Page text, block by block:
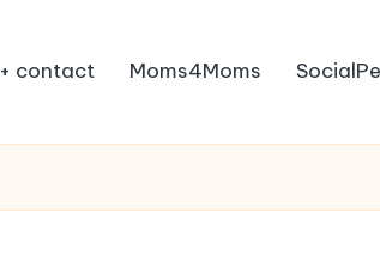
contact Moms4Moms